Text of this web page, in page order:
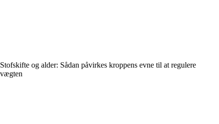
Stofskifte og alder: Sådan påvirkes kroppens evne til at regulere
vægten